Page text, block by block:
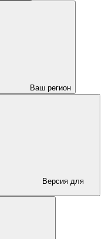
Ваш регион
Версия для